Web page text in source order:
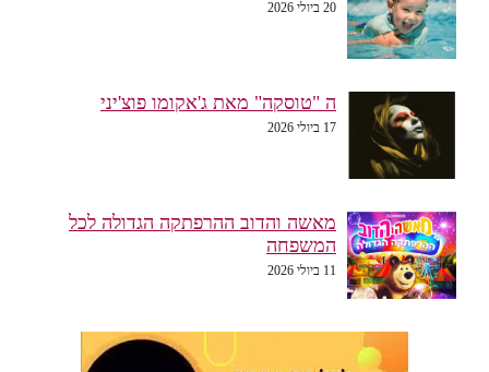
20 ביולי 2026
ה "טוסקה" מאת ג'אקומו פוצ'יני
17 ביולי 2026
מאשה והדוב ההרפתקה הגדולה לכל
המשפחה
11 ביולי 2026